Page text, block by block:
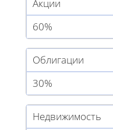
Акции
60%
Облигации
30%
Недвижимость